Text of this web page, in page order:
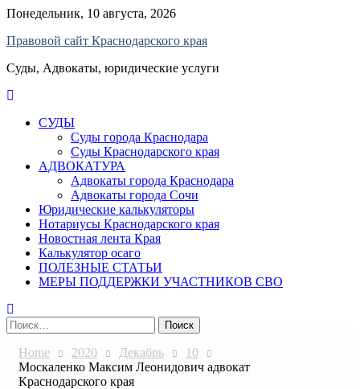
Skip
content
Понедельник, 10 августа, 2026
Правовой сайт Краснодарского края
Суды, Адвокаты, юридические услуги
СУДЫ
Суды города Краснодара
Суды Краснодарского края
АДВОКАТУРА
Адвокаты города Краснодара
Адвокаты города Сочи
Юридические калькуляторы
Нотариусы Краснодарского края
Новостная лента Края
Калькулятор осаго
ПОЛЕЗНЫЕ СТАТЬИ
МЕРЫ ПОДДЕРЖКИ УЧАСТНИКОВ СВО
Найти:
Home 2020 Декабрь
10
Москаленко Максим Леонидович адвокат
Краснодарского края